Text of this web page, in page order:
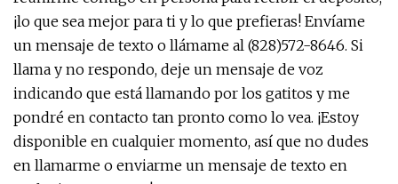
¡lo que sea mejor para ti y lo que prefieras! Envíame
un mensaje de texto o llámame al (828)572-8646. Si
llama y no respondo, deje un mensaje de voz
indicando que está llamando por los gatitos y me
pondré en contacto tan pronto como lo vea. ¡Estoy
disponible en cualquier momento, así que no dudes
en llamarme o enviarme un mensaje de texto en